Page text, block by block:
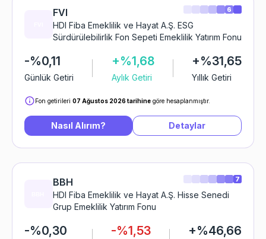
FVI
HDI Fiba Emeklilik ve Hayat A.Ş. ESG
Sürdürülebilirlik Fon Sepeti Emeklilik Yatırım Fonu
-%0,11
Günlük Getiri
+%1,68
Aylık Getiri
+%31,65
Yıllık Getiri
Fon getirileri 07 Ağustos 2026 tarihine göre hesaplanmıştır.
Nasıl Alırım? Detaylar
6
BBH
HDI Fiba Emeklilik ve Hayat A.Ş. Hisse Senedi
Grup Emeklilik Yatırım Fonu
-%0,30 -%1,53 +%46,66
7